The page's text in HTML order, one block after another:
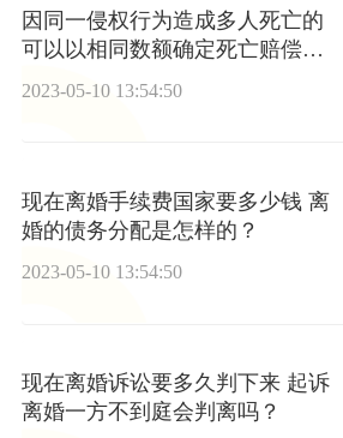
因同一侵权行为造成多人死亡的
可以以相同数额确定死亡赔偿金
2023-05-10 13:54:50
现在离婚手续费国家要多少钱 离
婚的债务分配是怎样的？
2023-05-10 13:54:50
现在离婚诉讼要多久判下来 起诉
离婚一方不到庭会判离吗？